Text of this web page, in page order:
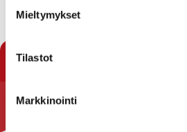
Mieltymykset
Tilastot
Markkinointi